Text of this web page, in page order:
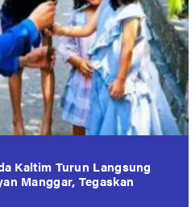
Kaltim Turun Langsung
Manggar, Tegaskan